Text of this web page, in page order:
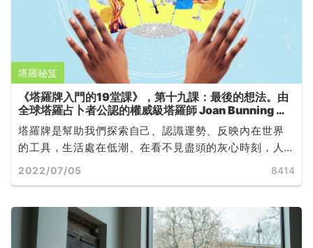
塔羅秘笈
《塔羅牌入門的19堂課》，第十九課：最後的想法。由
全球塔羅占卜者公認的權威級塔羅師 Joan Bunning 所
撰寫
塔羅牌是幫助我們探索自己、認識運勢、反映內在世界
的工具，生活處在低潮、在看不見盡頭的灰心時刻，人
們常常只是需要知道一個「時間點」，如「什麼時候會
麼時候才結束」一樣的道理... ...
2022/07/05 8414